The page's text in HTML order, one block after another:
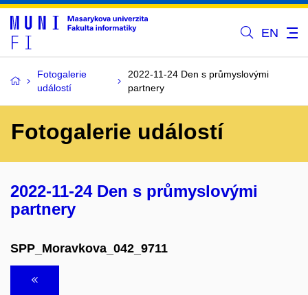
EN
Fotogalerie
událostí
2022-11-24 Den s průmyslovými
partnery
Fotogalerie událostí
2022-11-24 Den s průmyslovými
partnery
SPP_Moravkova_042_9711